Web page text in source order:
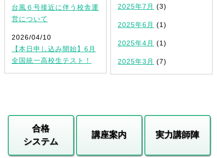
台風６号接近に伴う校舎運
営について
2026/04/10
【本日申し込み開始】6月
全国統一高校生テスト！
2025年7月 (3)
2025年6月 (1)
2025年4月 (1)
2025年3月 (7)
合格
システム
講座案内 実力講師陣